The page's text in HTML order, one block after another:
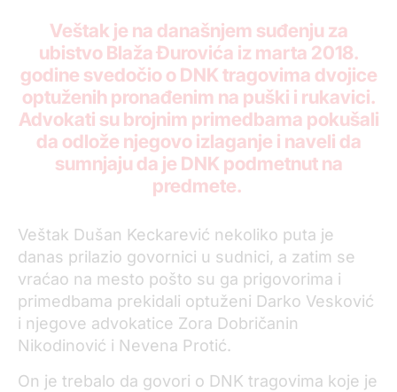
Veštak je na današnjem suđenju za
ubistvo Blaža Đurovića iz marta 2018.
godine svedočio o DNK tragovima dvojice
optuženih pronađenim na puški i rukavici.
Advokati su brojnim primedbama pokušali
da odlože njegovo izlaganje i naveli da
sumnjaju da je DNK podmetnut na
predmete.
Veštak Dušan Keckarević nekoliko puta je
danas prilazio govornici u sudnici, a zatim se
vraćao na mesto pošto su ga prigovorima i
primedbama prekidali optuženi Darko Vesković
i njegove advokatice Zora Dobričanin
Nikodinović i Nevena Protić.
On je trebalo da govori o DNK tragovima koje je